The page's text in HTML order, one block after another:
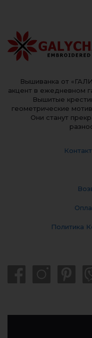
Вышиванка от
акцент в ежедневном
Вышитые
геометрические
Они станут
Политика